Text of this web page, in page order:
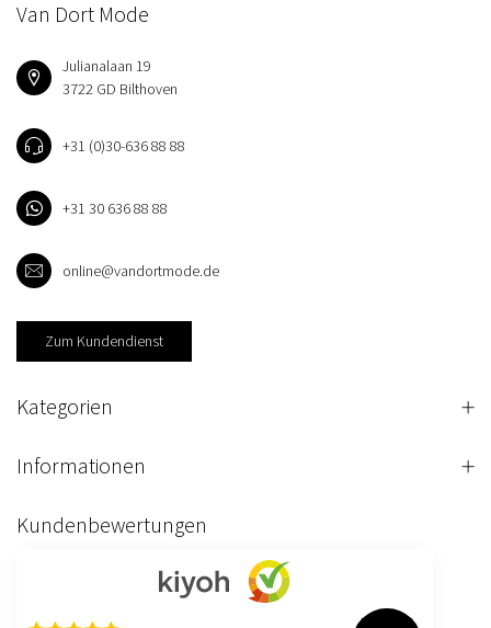
Van Dort Mode
Julianalaan 19
3722 GD Bilthoven
+31 (0)30-636 88 88
+31 30 636 88 88
online@vandortmode.de
Zum Kundendienst
Kategorien
Informationen
Kundenbewertungen